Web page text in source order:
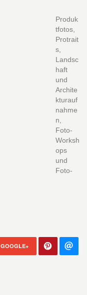
Produk
tfotos,
Protrait
s,
Landsc
haft
und
Archite
kturauf
nahme
n,
Foto-
Worksh
ops
und
Foto-
GOOGLE+